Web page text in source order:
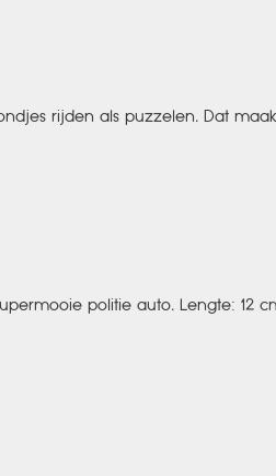
rijden als puzzelen. Dat
politie auto. Lengte: 12